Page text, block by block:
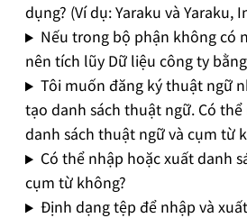
dụng? (Ví dụ: Yaraku và Yaraku,
Nếu trong bộ phận không có
nên tích lũy Dữ liệu công ty
Tôi muốn đăng ký thuật ngữ
tạo danh sách thuật ngữ. Có
danh sách thuật ngữ và cụm từ
Có thể nhập hoặc xuất danh
cụm từ không?
Định dạng tệp để nhập và